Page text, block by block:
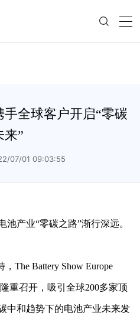
全球客户开启“零碳
来”
07/01 09:03:55
产业“零碳之路”渐行深远。
The Battery Show Europe
召开，吸引全球200多家顶
中和趋势下的电池产业未来发